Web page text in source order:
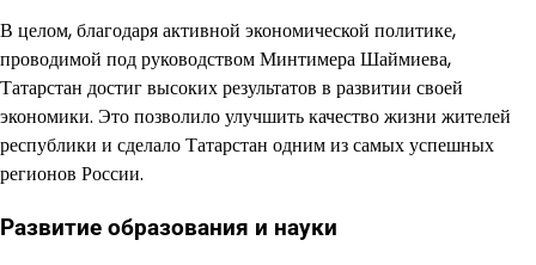
В целом, благодаря активной экономической политике,
проводимой под руководством Минтимера Шаймиева,
Татарстан достиг высоких результатов в развитии своей
экономики. Это позволило улучшить качество жизни жителей
республики и сделало Татарстан одним из самых успешных
регионов России.
Развитие образования и науки